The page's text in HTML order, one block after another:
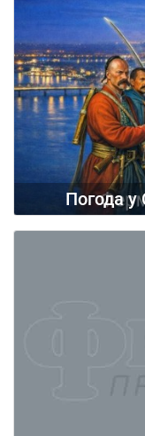
Погода у